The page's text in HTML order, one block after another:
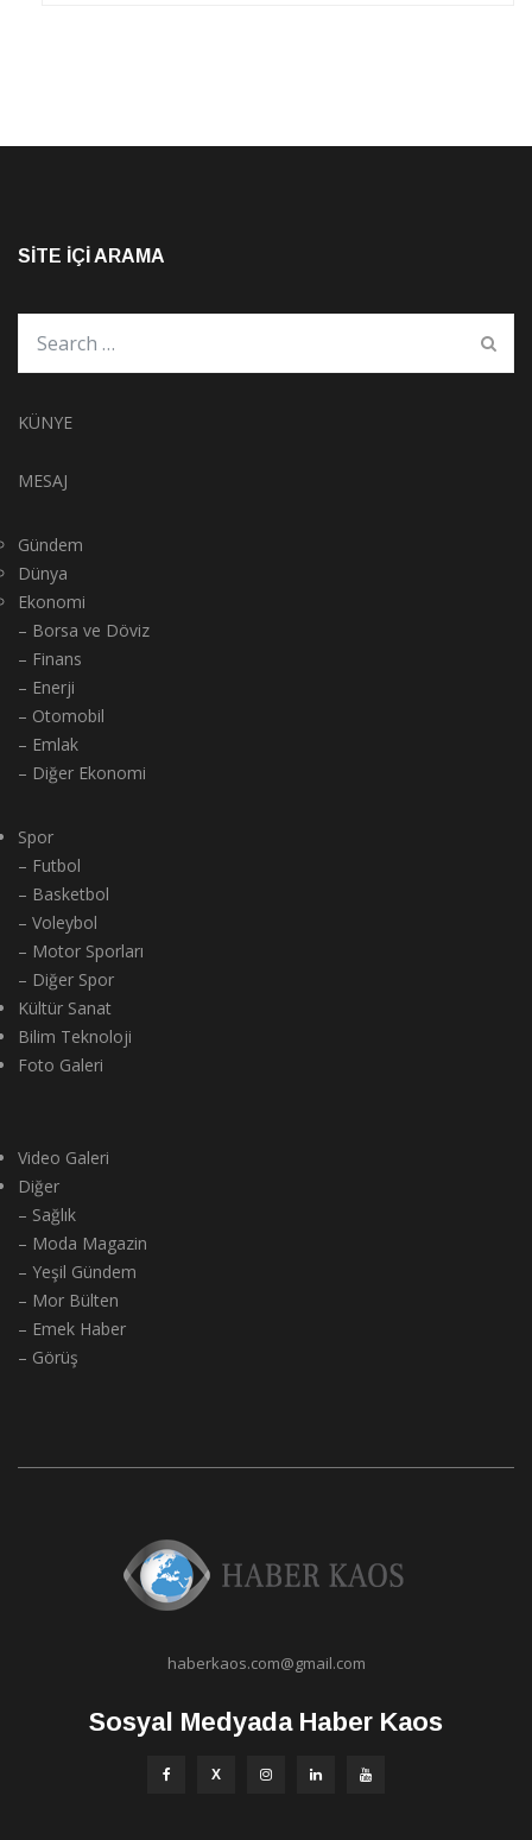
SITE İÇI ARAMA
KÜNYE
MESAJ
Gündem
Dünya
Ekonomi
– Borsa ve Döviz
– Finans
– Enerji
– Otomobil
– Emlak
– Diğer Ekonomi
Spor
– Futbol
– Basketbol
– Voleybol
– Motor Sporları
– Diğer Spor
Kültür Sanat
Bilim Teknoloji
Foto Galeri
Video Galeri
Diğer
– Sağlık
– Moda Magazin
– Yeşil Gündem
– Mor Bülten
– Emek Haber
– Görüş
haberkaos.com@gmail.com
Sosyal Medyada Haber Kaos